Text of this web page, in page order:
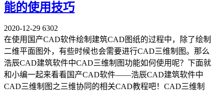
能的使用技巧
2020-12-29 6302
在使用国产CAD软件绘制建筑CAD图纸的过程中，除了绘制
二维平面图外，有些时候也会需要进行CAD三维制图。那么
浩辰CAD建筑软件中CAD三维制图功能如何使用呢？下面就
和小编一起来看看国产CAD软件——浩辰CAD建筑软件中
CAD三维制图之三维协同的相关CAD教程吧！CAD三维制